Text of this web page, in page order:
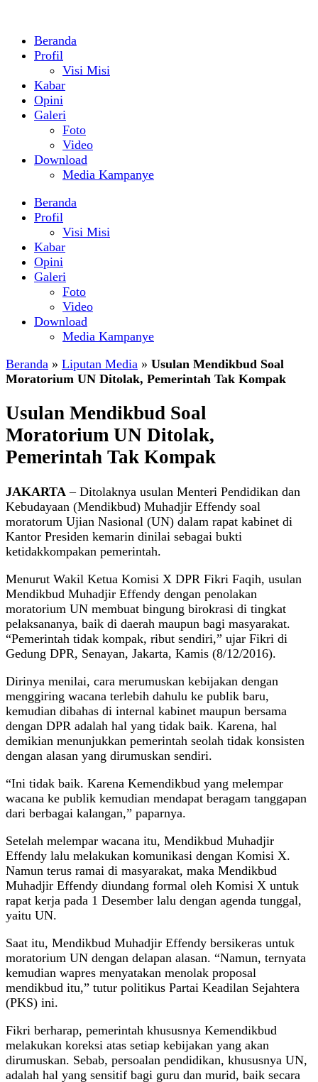
Beranda
Profil
Visi Misi
Kabar
Opini
Galeri
Foto
Video
Download
Media Kampanye
Beranda
Profil
Visi Misi
Kabar
Opini
Galeri
Foto
Video
Download
Media Kampanye
Beranda » Liputan Media » Usulan Mendikbud Soal
Moratorium UN Ditolak, Pemerintah Tak Kompak
Usulan Mendikbud Soal
Moratorium UN Ditolak,
Pemerintah Tak Kompak
JAKARTA – Ditolaknya usulan Menteri Pendidikan dan
Kebudayaan (Mendikbud) Muhadjir Effendy soal
moratorum Ujian Nasional (UN) dalam rapat kabinet di
Kantor Presiden kemarin dinilai sebagai bukti
ketidakkompakan pemerintah.
Menurut Wakil Ketua Komisi X DPR Fikri Faqih, usulan
Mendikbud Muhadjir Effendy dengan penolakan
moratorium UN membuat bingung ‎birokrasi di tingkat
pelaksananya, baik di daerah maupun bagi masyarakat.
“Pemerintah tidak kompak, ribut sendiri,” ujar Fikri di
Gedung DPR, Senayan, Jakarta, Kamis (8/12/2016).
Dirinya menilai, cara merumuskan kebijakan dengan
menggiring wacana terlebih dahulu ke publik baru,
kemudian dibahas di internal kabinet maupun bersama
dengan DPR adalah hal yang tidak baik. Karena, hal
demikian menunjukkan pemerintah seolah tidak konsisten
dengan alasan yang dirumuskan sendiri.
‎“Ini tidak baik. Karena Kemendikbud yang melempar
wacana ke publik kemudian mendapat beragam tanggapan
dari berbagai kalangan,” paparnya.
Setelah melempar wacana itu, Mendikbud Muhadjir
Effendy lalu melakukan komunikasi dengan Komisi X.
Namun terus ramai di masyarakat, maka Mendikbud
Muhadjir Effendy diundang formal oleh Komisi X untuk
rapat kerja pada 1 Desember lalu dengan agenda tunggal,
yaitu UN.
Saat itu, Mendikbud Muhadjir Effendy bersikeras untuk
moratorium UN dengan delapan alasan. “Namun, ternyata
kemudian wapres menyatakan menolak proposal
mendikbud itu,” tutur politikus Partai Keadilan Sejahtera
(PKS) ini.
Fikri berharap, pemerintah khususnya Kemendikbud
melakukan koreksi atas setiap kebijakan yang akan
dirumuskan. Sebab, persoalan pendidikan, khususnya UN,
adalah hal yang sensitif bagi guru dan murid, baik secara